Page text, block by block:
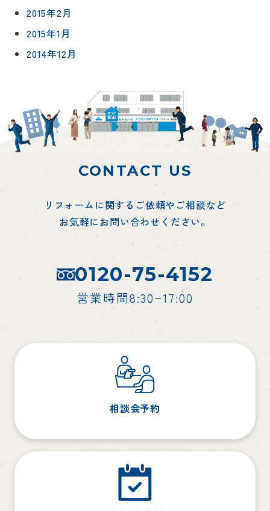
2015年2月
2015年1月
2014年12月
CONTACT US
リフォームに関するご依頼やご相談など
お気軽にお問い合わせください。
0120-75-4152
営業時間8:30~17:00
相談会予約